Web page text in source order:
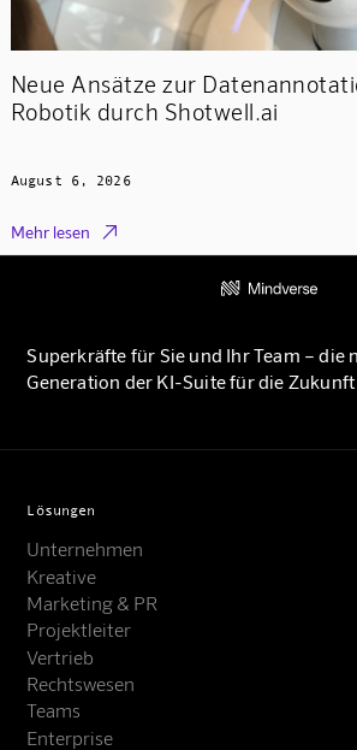
Neue Ansätze zur
Robotik durch Shotwell.ai
August 6, 2026
Mehr lesen 
Superkräfte für Sie und Ihr Team – die
Generation der KI-Suite für die
Lösungen
Unternehmen
Kreative
Marketing & PR
Projektleiter
Vertrieb
Rechtswesen
Teams
Enterprise